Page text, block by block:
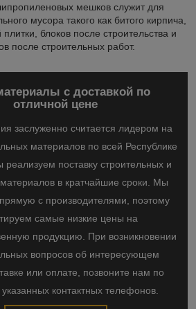
мешков служит для
мусора такого как битого кирпича,
блоков после строительства и
после строительных работ.
с доставкой по
отличной цене
заслуженно считается лидером на
материалов по всей Республике
поставку строительных и
в кратчайшие сроки. Мы
с производителями, поэтому
самые низкие цены на
продукцию. При возникновении
вопросов об интересующем
или оплате, позвоните нам по
контактных телефонов.